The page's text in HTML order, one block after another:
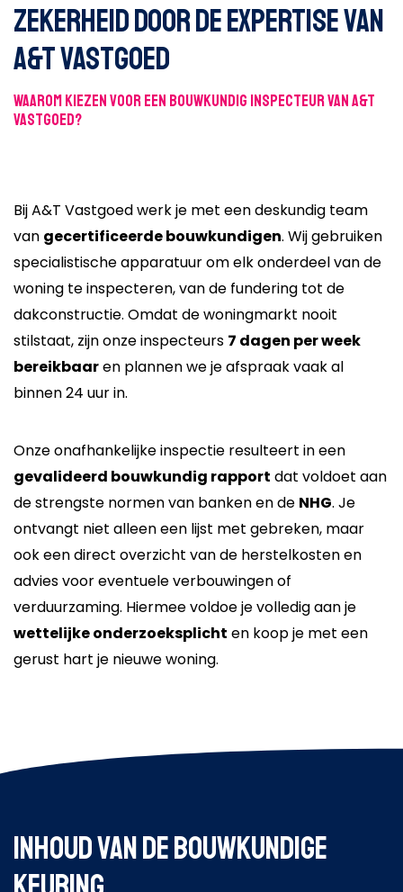
Zekerheid door de expertise van
A&T Vastgoed
Waarom kiezen voor een bouwkundig inspecteur van A&T
Vastgoed?
Bij A&T Vastgoed werk je met een deskundig team
van gecertificeerde bouwkundigen. Wij gebruiken
specialistische apparatuur om elk onderdeel van de
woning te inspecteren, van de fundering tot de
dakconstructie. Omdat de woningmarkt nooit
stilstaat, zijn onze inspecteurs 7 dagen per week
bereikbaaren plannen we je afspraak vaak al
binnen 24 uur in.
Onze onafhankelijke inspectie resulteert in een
gevalideerd bouwkundig rapport dat voldoet aan
de strengste normen van banken en de NHG. Je
ontvangt niet alleen een lijst met gebreken, maar
ook een direct overzicht van de herstelkosten en
advies voor eventuele verbouwingen of
verduurzaming. Hiermee voldoe je volledig aan je
wettelijke onderzoeksplicht en koop je met een
gerust hart je nieuwe woning.
Inhoud van de bouwkundige